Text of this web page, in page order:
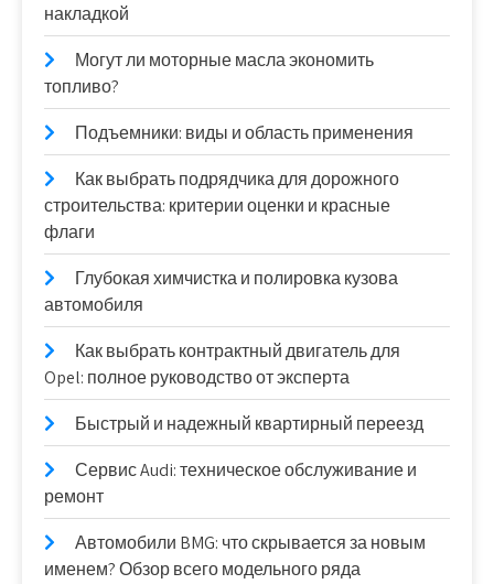
накладкой
Могут ли моторные масла экономить
топливо?
Подъемники: виды и область применения
Как выбрать подрядчика для дорожного
строительства: критерии оценки и красные
флаги
Глубокая химчистка и полировка кузова
автомобиля
Как выбрать контрактный двигатель для
Opel: полное руководство от эксперта
Быстрый и надежный квартирный переезд
Сервис Audi: техническое обслуживание и
ремонт
Автомобили BMG: что скрывается за новым
именем? Обзор всего модельного ряда